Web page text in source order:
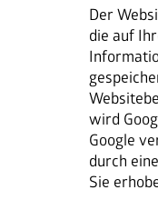
Der
die auf
wird
Google
durch
Sie